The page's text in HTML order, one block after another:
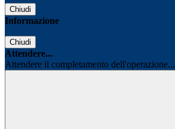
Chiudi
Informazione
Chiudi
Attendere...
Attendere il completamento dell'operazione...